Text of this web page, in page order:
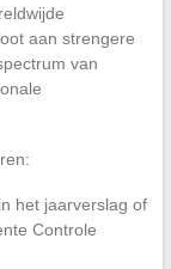
aan strengere
van
het jaarverslag of
Controle